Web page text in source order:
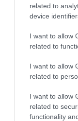
related to
device
I want to allow
related to
I want to allow
related to
I want to allow
related to
functionality
ΔΙΕΘΝΗ
Κορέα
κοντά στα
Η ανακοίνωση από
27.01.2026 - 11:04